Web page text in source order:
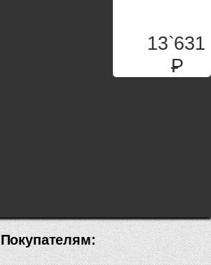
13`631
P
Покупателям: